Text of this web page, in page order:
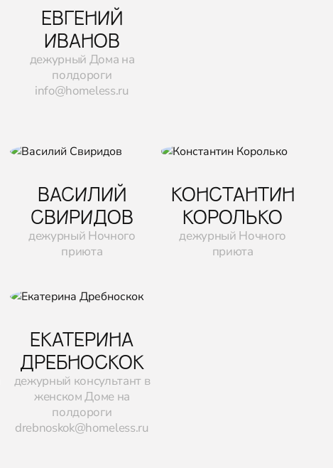
ЕВГЕНИЙ
ИВАНОВ
дежурный Дома на
полдороги
info@homeless.ru
ВАСИЛИЙ
СВИРИДОВ
дежурный Ночного
приюта
КОНСТАНТИН
КОРОЛЬКО
дежурный Ночного
приюта
ЕКАТЕРИНА
ДРЕБНОСКОК
дежурный консультант в
женском Доме на
полдороги
drebnoskok@homeless.ru